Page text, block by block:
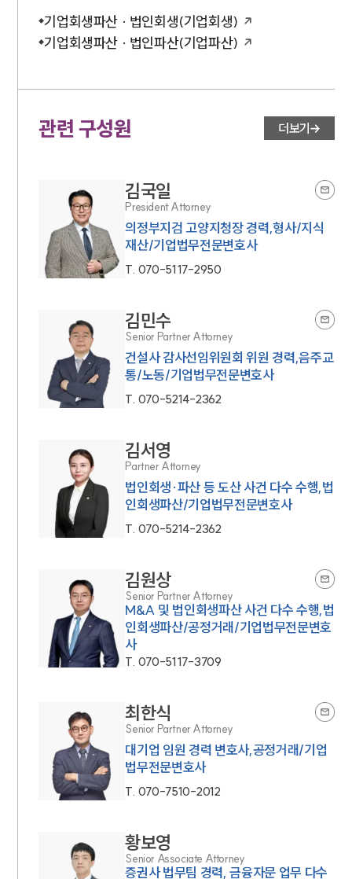
기업회생파산 · 법인회생(기업회생)
기업회생파산 · 법인파산(기업파산)
관련 구성원 더보기
김국일
President Attorney
의정부지검 고양지청장 경력,형사/지식
재산/기업법무전문변호사
T. 070-5117-2950
김민수
Senior Partner Attorney
건설사 감사선임위원회 위원 경력,음주교
통/노동/기업법무전문변호사
T. 070-5214-2362
김서영
Partner Attorney
법인회생·파산 등 도산 사건 다수 수행,법
인회생파산/기업법무전문변호사
T. 070-5214-2362
김원상
Senior Partner Attorney
M&A 및 법인회생파산 사건 다수 수행,법
인회생파산/공정거래/기업법무전문변호
사
T. 070-5117-3709
최한식
Senior Partner Attorney
대기업 임원 경력 변호사,공정거래/기업
법무전문변호사
T. 070-7510-2012
황보영
Senior Associate Attorney
증권사 법무팀 경력, 금융자문 업무 다수